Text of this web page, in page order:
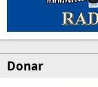
Donar